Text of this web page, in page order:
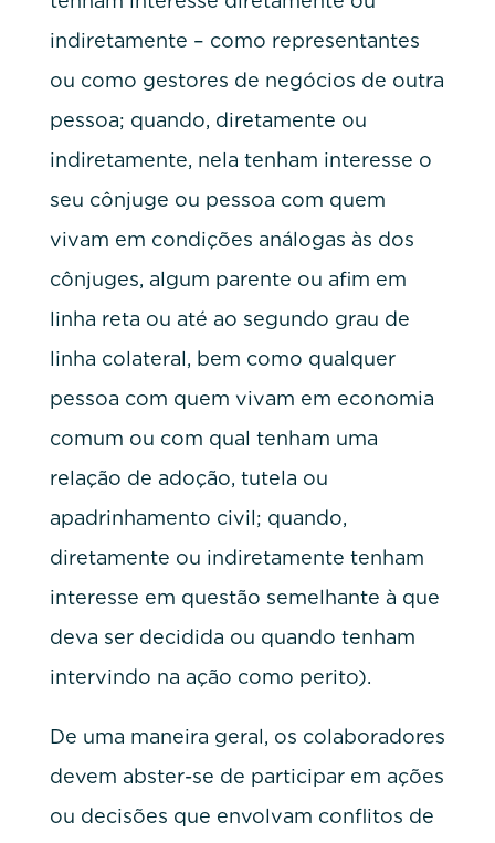
indiretamente – como representantes
ou como gestores de negócios de outra
pessoa; quando, diretamente ou
indiretamente, nela tenham interesse o
seu cônjuge ou pessoa com quem
vivam em condições análogas às dos
cônjuges, algum parente ou afim em
linha reta ou até ao segundo grau de
linha colateral, bem como qualquer
pessoa com quem vivam em economia
comum ou com qual tenham uma
relação de adoção, tutela ou
apadrinhamento civil; quando,
diretamente ou indiretamente tenham
interesse em questão semelhante à que
deva ser decidida ou quando tenham
intervindo na ação como perito).
De uma maneira geral, os colaboradores
devem abster-se de participar em ações
ou decisões que envolvam conflitos de